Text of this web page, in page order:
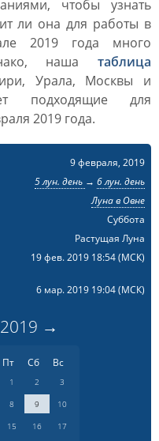
чтобы узнать
ли она для работы в
2019 года много
наша таблица
Урала, Москвы и
подходящие для
2019 года.
9 февраля, 2019
5 лун. день → 6 лун. день
Луна в Овне
Суббота
Растущая Луна
19 фев. 2019 18:54(МСК)
6 мар. 2019 19:04(МСК)
2019 →
Пт Сб Вс
1 2
3
8 9
10
15 16
17